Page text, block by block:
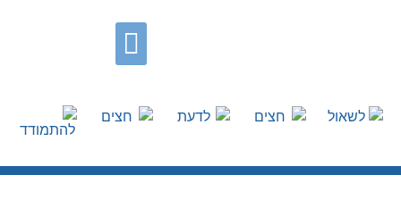
לשאול לדעת
להתמודד